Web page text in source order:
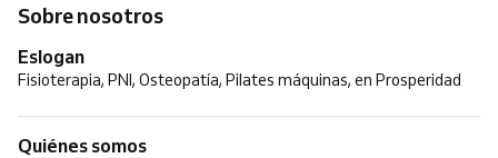
Sobre nosotros
Eslogan
Fisioterapia, PNI, Osteopatía, Pilates máquinas, en Prosperidad
Quiénes somos